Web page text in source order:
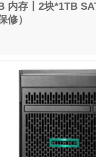
内存丨2块*1TB
修）